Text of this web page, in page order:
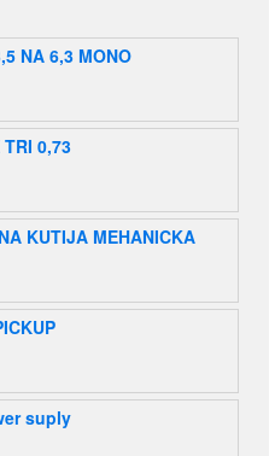
je:
220,00 €
140,00 €
NA 6,3 MONO
TRI 0,73
KUTIJA MEHANICKA
suply